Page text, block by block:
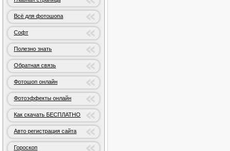
Всё для фотошопа
Софт
Полезно знать
Обратная связь
Фотошоп онлайн
Фотоэффекты онлайн
Как скачать БЕСПЛАТНО
Авто регистрация сайта
Гороскоп